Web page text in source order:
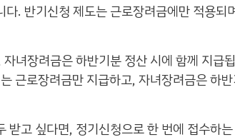
. 반기신청 제도는 근로장려금에만 적용되
녀장려금은 하반기분 정산 시에 함께 지급
근로장려금만 지급하고, 자녀장려금은 하
받고 싶다면, 정기신청으로 한 번에 접수하